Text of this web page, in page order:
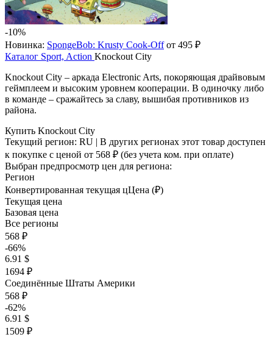
-10%
Новинка: SpongeBob: Krusty Cook-Offот 495 ₽
Каталог Sport, Action Knockout City
Knockout City – аркада Electronic Arts, покоряющая драйвовым
геймплеем и высоким уровнем кооперации. В одиночку либо
в команде – сражайтесь за славу, вышибая противников из
района.
Купить Knockout City
Текущий регион: RU | В других регионах этот товар доступен
к покупке с ценой от 568 ₽ (без учета ком. при оплате)
Выбран предпросмотр цен для региона:
Регион
Конвертированная текущая цЦена (₽)
Текущая цена
Базовая цена
Все регионы
568 ₽
-66%
6.91 $
1694 ₽
Соединённые Штаты Америки
568 ₽
-62%
6.91 $
1509 ₽